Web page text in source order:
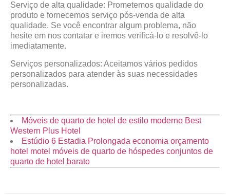
Serviço de alta qualidade: Prometemos qualidade do
produto e fornecemos serviço pós-venda de alta
qualidade. Se você encontrar algum problema, não
hesite em nos contatar e iremos verificá-lo e resolvê-lo
imediatamente.
Serviços personalizados: Aceitamos vários pedidos
personalizados para atender às suas necessidades
personalizadas.
Móveis de quarto de hotel de estilo moderno Best
Western Plus Hotel
Estúdio 6 Estadia Prolongada economia orçamento
hotel motel móveis de quarto de hóspedes conjuntos de
quarto de hotel barato